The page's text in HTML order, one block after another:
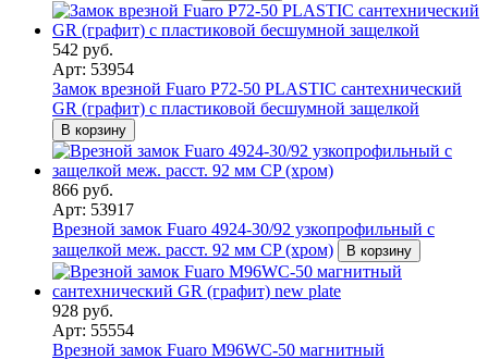
542 руб.
Арт: 53954
Замок врезной Fuaro P72-50 PLASTIC сантехнический
GR (графит) с пластиковой бесшумной защелкой
В корзину
866 руб.
Арт: 53917
Врезной замок Fuaro 4924-30/92 узкопрофильный с
защелкой меж. расст. 92 мм CP (хром)
В корзину
928 руб.
Арт: 55554
Врезной замок Fuaro M96WC-50 магнитный